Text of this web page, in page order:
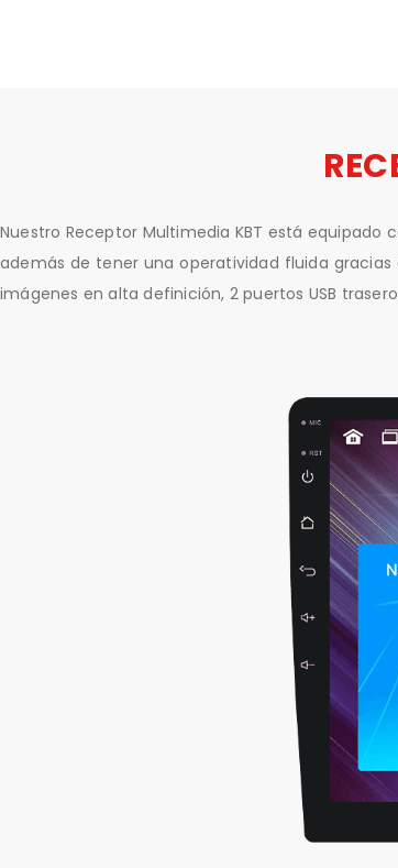
Nuestro Receptor Multimedia KBT está
además de tener una operatividad fluida
imágenes en alta definición, 2 puertos USB